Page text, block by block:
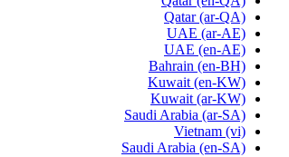
Qatar (ar-QA)
UAE (ar-AE)
UAE (en-AE)
Bahrain (en-BH)
Kuwait (en-KW)
Kuwait (ar-KW)
Saudi Arabia (ar-SA)
Vietnam (vi)
Saudi Arabia (en-SA)